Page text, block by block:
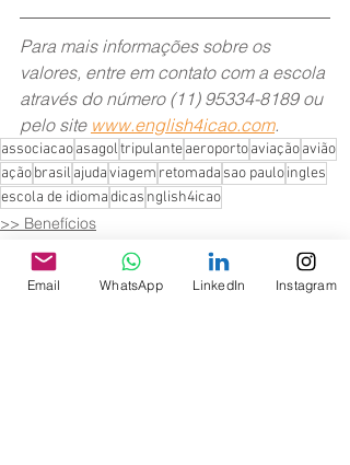
Para mais informações sobre os
valores, entre em contato com a escola
através do número (11) 95334-8189 ou
pelo site www.english4icao.com.
associacaoasagoltripulanteaeroportoaviaçãoavião
açãobrasil ajudaviagem retomada sao pauloingles
escola de idiomadicas nglish4icao
>> Benefícios
Teste ICAO
Email WhatsApp LinkedIn Instagram